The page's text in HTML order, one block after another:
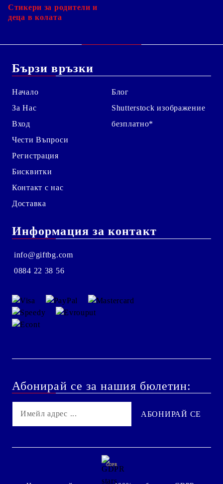
Стикери за родители и
деца в колата
Бързи връзки
Начало
За Нас
Вход
Чести Въпроси
Регистрация
Бисквитки
Контакт с нас
Доставка
Блог
Shutterstock изображение
безплатно*
Информация за контакт
info@giftbg.com
0884 22 38 56
Абонирай се за нашия бюлетин:
GDPR